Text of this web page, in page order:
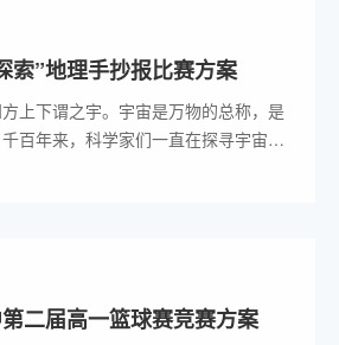
索”地理手抄报比赛方案
上下谓之宇。宇宙是万物的总称，是
百年来，科学家们一直在探寻宇宙是
二届高一篮球赛竞赛方案